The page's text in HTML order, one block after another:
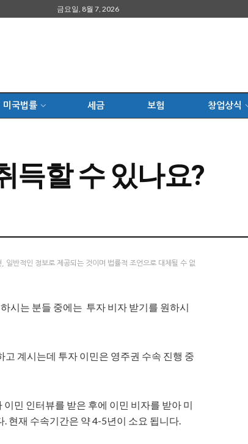
금요일, 8월 7, 2026
미국법률 세금 보험 창업상식
득할 수 있나요?
반적인 정보로 제공되는 것이며 법률적 조언으로 대체될 수 없
시는 분들 중에는 투자 비자 받기를 원하시
계시는데 투자 이민은 영주권 수속 진행 중
민 인터뷰를 받은 후에 이민 비자를 받아 미
현재 수속기간은 약 4-5년이 소요 됩니다.